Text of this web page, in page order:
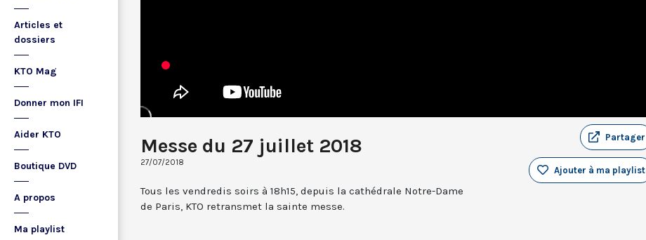
Articles et
dossiers
KTO Mag
Donner mon IFI
Aider KTO
Boutique DVD
A propos
Ma playlist
Messe du 27 juillet 2018
27/07/2018
Partager
Ajouter à ma playlist
Tous les vendredis soirs à 18h15, depuis la cathédrale Notre-Dame
de Paris, KTO retransmet la sainte messe.